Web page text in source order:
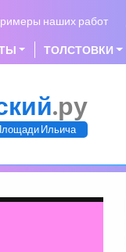
наших работ
ТОЛСТОВКИ
.ру
Ильича